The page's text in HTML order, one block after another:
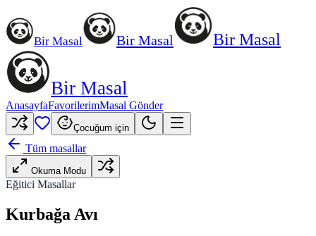
Bir Masal Bir Masal Bir Masal
Bir Masal
AnasayfaFavorilerimMasal Gönder
Çocuğum için
Tüm masallar
Okuma Modu
Eğitici Masallar
Kurbağa Avı